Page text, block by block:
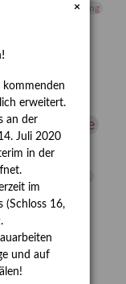
Asta Gröting
Exlibris
Fotografie
Müller
Heldinnen
Jubiläum
Kunst
Kunst von Kühl
×
kommenden
erweitert.
an der
Juli 2020
in der
im
(Schloss 16,
und auf